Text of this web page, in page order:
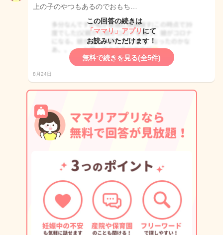
上の子のやつもあるのでおもち…
この回答の続きは
「ママリ」アプリ にて
お読みいただけます！
無料で続きを見る(全5件)
8月24日